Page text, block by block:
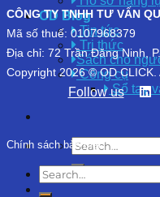
OD Blog
Tin tức
Tri thức
Sách cho
Công cụ
Sổ tay
CÔNG TY TNHH TƯ VẤN
Mã số thuế: 0107968379
Địa chỉ: 72 Trần Đăng Ninh,
Copyright 2026 © OD CLICK.
Follow us
Chính sách bảo mật Chính